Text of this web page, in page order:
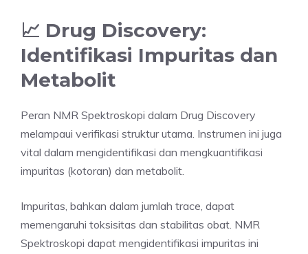
📈 Drug Discovery:
Identifikasi Impuritas dan
Metabolit
Peran NMR Spektroskopi dalam Drug Discovery
melampaui verifikasi struktur utama. Instrumen ini juga
vital dalam mengidentifikasi dan mengkuantifikasi
impuritas (kotoran) dan metabolit.
Impuritas, bahkan dalam jumlah trace, dapat
memengaruhi toksisitas dan stabilitas obat. NMR
Spektroskopi dapat mengidentifikasi impuritas ini